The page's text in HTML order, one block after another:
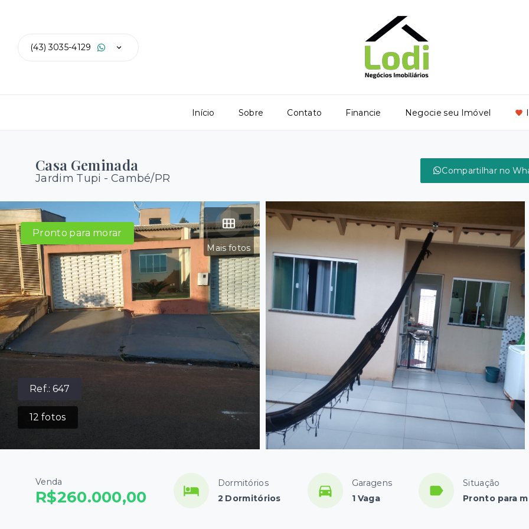
(43) 3035-4129
Início Sobre Contato Financie Negocie seu Imóvel
Casa Geminada
Jardim Tupi - Cambé/PR
Compartilhar no
Ref.:647
12 fotos
Mais fotos
Pronto para morar
Venda
R$260.000,00
Dormitórios
2 Dormitórios
Garagens
1 Vaga
Situação
Pronto para